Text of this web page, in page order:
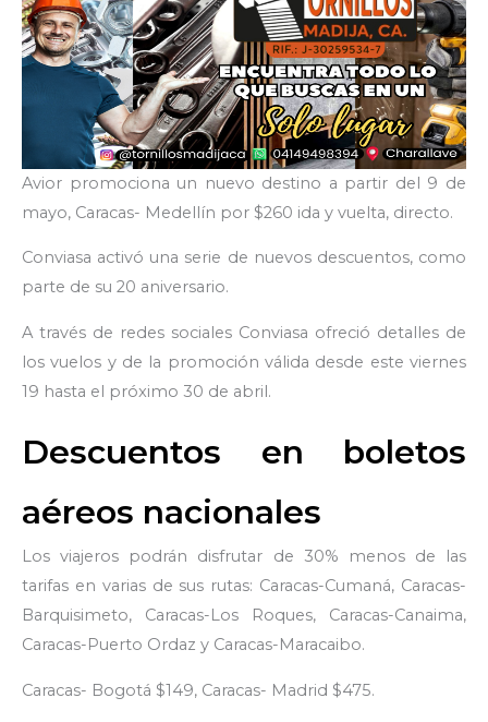
Avior promociona un nuevo destino a partir del 9 de
mayo, Caracas- Medellín por $260 ida y vuelta, directo.
Conviasa activó una serie de nuevos descuentos, como
parte de su 20 aniversario.
A través de redes sociales Conviasa ofreció detalles de
los vuelos y de la promoción válida desde este viernes
19 hasta el próximo 30 de abril.
Descuentos en boletos
aéreos nacionales
Los viajeros podrán disfrutar de 30% menos de las
tarifas en varias de sus rutas: Caracas-Cumaná, Caracas-
Barquisimeto, Caracas-Los Roques, Caracas-Canaima,
Caracas-Puerto Ordaz y Caracas-Maracaibo.
Caracas- Bogotá $149, Caracas- Madrid $475.